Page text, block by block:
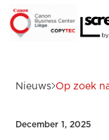
Nieuws Op zoek
December 1, 2025